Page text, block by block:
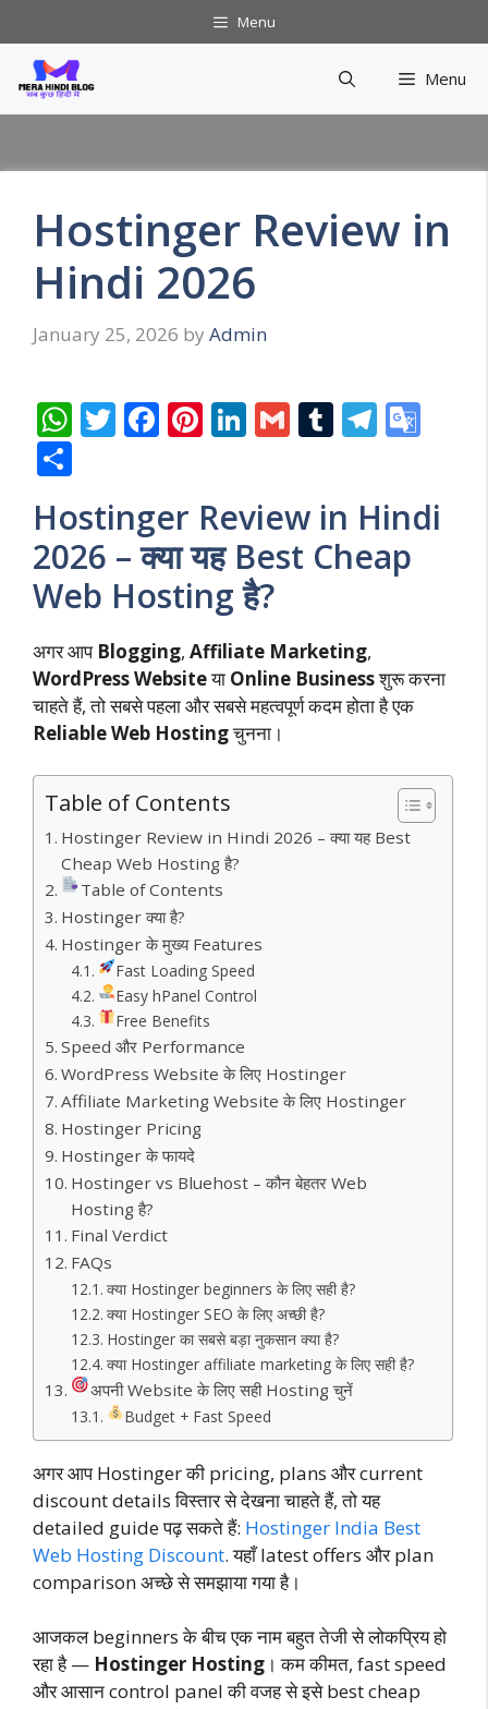
to
content
Menu
Menu
Hostinger Review in
Hindi 2026
January 25, 2026 by Admin
W
s
A
p
T
er
F
b
o
o
Pi
e
st
Li
e
dI
n
G
l
T
bl
r
T
gr
a
gl
n
sl
e
ar
e
Hostinger Review in Hindi
2026 – क्या यह Best Cheap
Web Hosting है?
अगर आप Blogging, Affiliate Marketing,
WordPress Websiteया Online Businessशुरू करना
चाहते हैं, तो सबसे पहला और सबसे महत्वपूर्ण कदम होता है एक
Reliable Web Hostingचुनना।
Table of Contents
Hostinger Review in Hindi 2026 – क्या यह Best
Cheap Web Hosting है?
Table of Contents
Hostinger क्या है?
Hostinger के मुख्य Features
Fast Loading Speed
Easy hPanel Control
Free Benefits
Speed और Performance
WordPress Website के लिए Hostinger
Affiliate Marketing Website के लिए Hostinger
Hostinger Pricing
Hostinger के फायदे
Hostinger vs Bluehost – कौन बेहतर Web
Hosting है?
Final Verdict
FAQs
क्या Hostinger beginners के लिए सही है?
क्या Hostinger SEO के लिए अच्छी है?
Hostinger का सबसे बड़ा नुकसान क्या है?
क्या Hostinger affiliate marketing के लिए सही है?
अपनी Website के लिए सही Hosting चुनें
Budget + Fast Speed
अगर आप Hostinger की pricing, plans और current
discount details विस्तार से देखना चाहते हैं, तो यह
detailed guide पढ़ सकते हैं: Hostinger India Best
Web Hosting Discount. यहाँ latest offers और plan
comparison अच्छे से समझाया गया है।
आजकल beginners के बीच एक नाम बहुत तेजी से लोकप्रिय हो
रहा है — Hostinger Hosting । कम कीमत, fast speed
और आसान control panel की वजह से इसे best cheap